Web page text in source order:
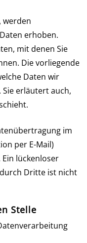
werden
erhoben.
mit denen Sie
Die vorliegende
Daten wir
erläutert auch,
im
per E-Mail)
lückenloser
Dritte ist nicht
Stelle